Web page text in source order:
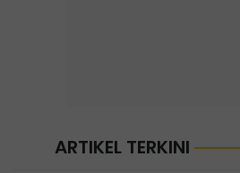
ARTIKEL TERKINI